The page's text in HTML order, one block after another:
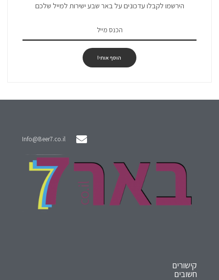
הירשמו לקבלו עדכונים על באר שבע ישירות למייל שלכם
הוסף אותי!
Info@Beer7.co.il
קישורים
חשובים